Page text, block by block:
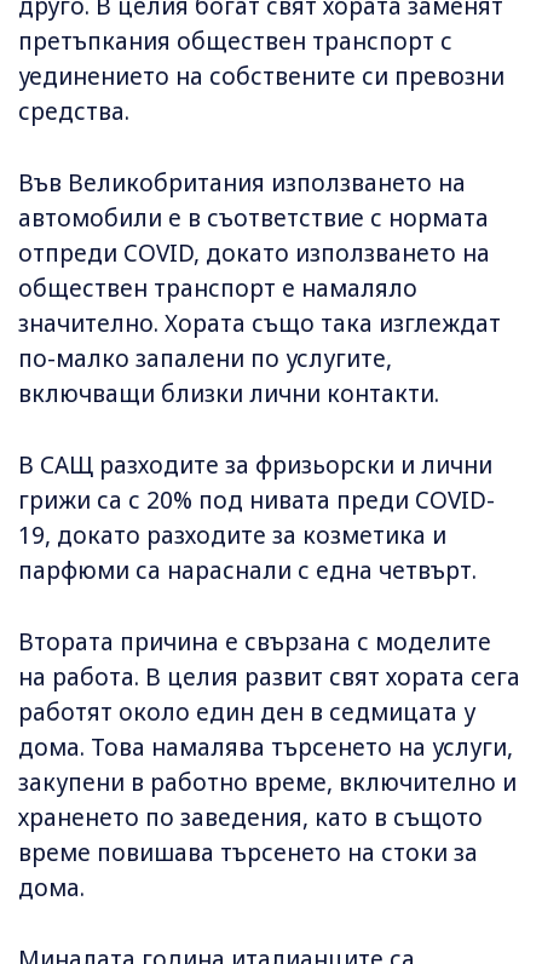
претъпкания обществен транспорт с
уединението на собствените си превозни
средства.
Във Великобритания използването на
автомобили е в съответствие с нормата
отпреди COVID, докато използването на
обществен транспорт е намаляло
значително. Хората също така изглеждат
по-малко запалени по услугите,
включващи близки лични контакти.
В САЩ разходите за фризьорски и лични
грижи са с 20% под нивата преди COVID-
19, докато разходите за козметика и
парфюми са нараснали с една четвърт.
Втората причина е свързана с моделите
на работа. В целия развит свят хората сега
работят около един ден в седмицата у
дома. Това намалява търсенето на услуги,
закупени в работно време, включително и
храненето по заведения, като в същото
време повишава търсенето на стоки за
дома.